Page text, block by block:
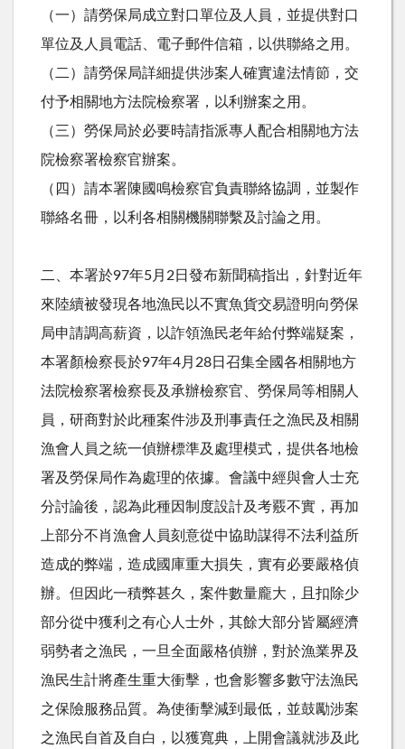
（一）請勞保局成立對口單位及人員，並提供對口
單位及人員電話、電子郵件信箱，以供聯絡之用。
（二）請勞保局詳細提供涉案人確實違法情節，交
付予相關地方法院檢察署，以利辦案之用。
（三）勞保局於必要時請指派專人配合相關地方法
院檢察署檢察官辦案。
（四）請本署陳國鳴檢察官負責聯絡協調，並製作
聯絡名冊，以利各相關機關聯繫及討論之用。
二、本署於97年5月2日發布新聞稿指出，針對近年
來陸續被發現各地漁民以不實魚貨交易證明向勞保
局申請調高薪資，以詐領漁民老年給付弊端疑案，
本署顏檢察長於97年4月28日召集全國各相關地方
法院檢察署檢察長及承辦檢察官、勞保局等相關人
員，研商對於此種案件涉及刑事責任之漁民及相關
漁會人員之統一偵辦標準及處理模式，提供各地檢
署及勞保局作為處理的依據。會議中經與會人士充
分討論後，認為此種因制度設計及考覈不實，再加
上部分不肖漁會人員刻意從中協助謀得不法利益所
造成的弊端，造成國庫重大損失，實有必要嚴格偵
辦。但因此一積弊甚久，案件數量龐大，且扣除少
部分從中獲利之有心人士外，其餘大部分皆屬經濟
弱勢者之漁民，一旦全面嚴格偵辦，對於漁業界及
漁民生計將產生重大衝擊，也會影響多數守法漁民
之保險服務品質。為使衝擊減到最低，並鼓勵涉案
之漁民自首及自白，以獲寬典，上開會議就涉及此